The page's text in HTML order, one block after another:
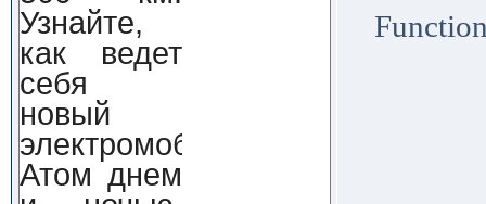
Узнайте,
как ведет
себя
новый
электромобиль
Атом днем